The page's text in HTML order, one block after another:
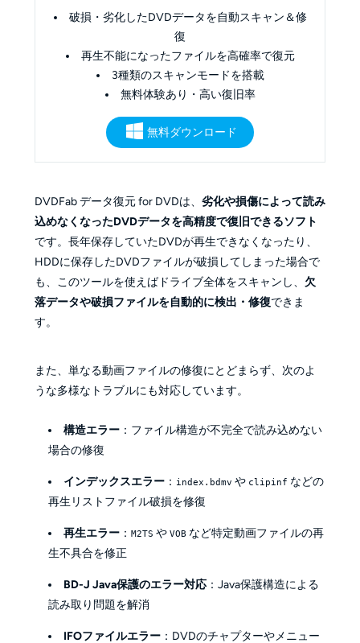
破損・劣化したDVDデータを自動スキャン＆修
復
再生不能になったファイルを高確率で復元
3種類のスキャンモードを搭載
無料体験あり・高い復旧率
無料ダウンロード
DVDFab データ復元 for DVDは、 劣化や損傷によって読み
込めなくなったDVDデータを高精度で復旧できるソフト
です。長年保存していたDVDが再生できなくなったり、
HDDに保存したDVDファイルが破損してしまった場合で
も、このツールを使えばドライブ全体をスキャンし、 欠
落データや破損ファイルを自動的に検出・修復できま
す。
また、単なる動画ファイルの修復にとどまらず、次のよ
うな多様なトラブルにも対応しています。
構造エラー ：ファイル構造が不完全で読み込めない
場合の修復
インデックスエラー ： index.bdmv や clipinf などの
再生リストファイル破損を修復
再生エラー ：M2TS やVOB など特定動画ファイルの再
生不具合を修正
BD-J Java保護のエラー対応 ：Java保護構造による
読み取り問題を解消
IFOファイルエラー ：DVDのチャプターやメニュー